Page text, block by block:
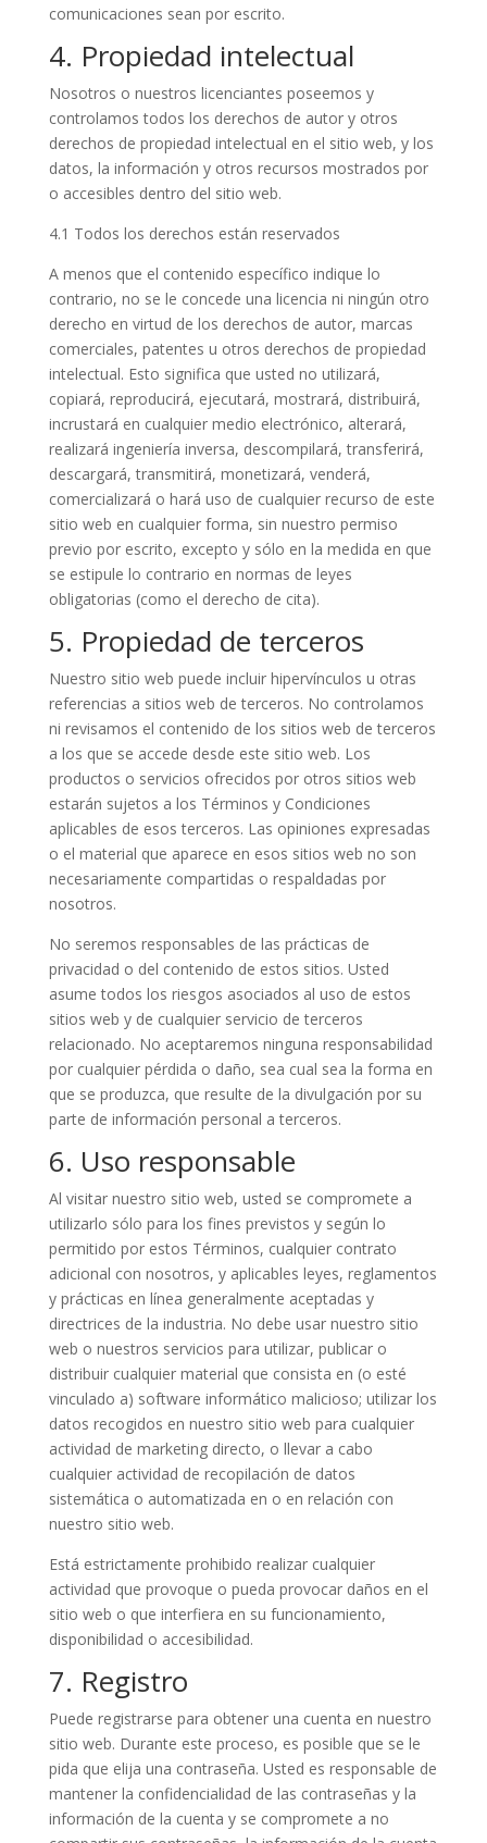
comunicaciones sean por escrito.
4. Propiedad intelectual
Nosotros o nuestros licenciantes poseemos y
controlamos todos los derechos de autor y otros
derechos de propiedad intelectual en el sitio web, y los
datos, la información y otros recursos mostrados por
o accesibles dentro del sitio web.
4.1 Todos los derechos están reservados
A menos que el contenido específico indique lo
contrario, no se le concede una licencia ni ningún otro
derecho en virtud de los derechos de autor, marcas
comerciales, patentes u otros derechos de propiedad
intelectual. Esto significa que usted no utilizará,
copiará, reproducirá, ejecutará, mostrará, distribuirá,
incrustará en cualquier medio electrónico, alterará,
realizará ingeniería inversa, descompilará, transferirá,
descargará, transmitirá, monetizará, venderá,
comercializará o hará uso de cualquier recurso de este
sitio web en cualquier forma, sin nuestro permiso
previo por escrito, excepto y sólo en la medida en que
se estipule lo contrario en normas de leyes
obligatorias (como el derecho de cita).
5. Propiedad de terceros
Nuestro sitio web puede incluir hipervínculos u otras
referencias a sitios web de terceros. No controlamos
ni revisamos el contenido de los sitios web de terceros
a los que se accede desde este sitio web. Los
productos o servicios ofrecidos por otros sitios web
estarán sujetos a los Términos y Condiciones
aplicables de esos terceros. Las opiniones expresadas
o el material que aparece en esos sitios web no son
necesariamente compartidas o respaldadas por
nosotros.
No seremos responsables de las prácticas de
privacidad o del contenido de estos sitios. Usted
asume todos los riesgos asociados al uso de estos
sitios web y de cualquier servicio de terceros
relacionado. No aceptaremos ninguna responsabilidad
por cualquier pérdida o daño, sea cual sea la forma en
que se produzca, que resulte de la divulgación por su
parte de información personal a terceros.
6. Uso responsable
Al visitar nuestro sitio web, usted se compromete a
utilizarlo sólo para los fines previstos y según lo
permitido por estos Términos, cualquier contrato
adicional con nosotros, y aplicables leyes, reglamentos
y prácticas en línea generalmente aceptadas y
directrices de la industria. No debe usar nuestro sitio
web o nuestros servicios para utilizar, publicar o
distribuir cualquier material que consista en (o esté
vinculado a) software informático malicioso; utilizar los
datos recogidos en nuestro sitio web para cualquier
actividad de marketing directo, o llevar a cabo
cualquier actividad de recopilación de datos
sistemática o automatizada en o en relación con
nuestro sitio web.
Está estrictamente prohibido realizar cualquier
actividad que provoque o pueda provocar daños en el
sitio web o que interfiera en su funcionamiento,
disponibilidad o accesibilidad.
7. Registro
Puede registrarse para obtener una cuenta en nuestro
sitio web. Durante este proceso, es posible que se le
pida que elija una contraseña. Usted es responsable de
mantener la confidencialidad de las contraseñas y la
información de la cuenta y se compromete a no